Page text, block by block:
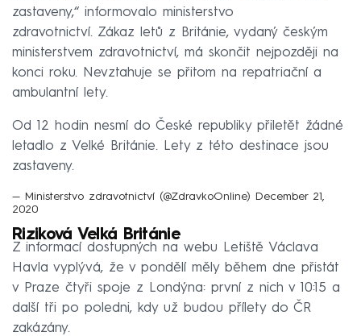
zastaveny,“ informovalo ministerstvo
zdravotnictví. Zákaz letů z Británie, vydaný českým
ministerstvem zdravotnictví, má skončit nejpozději na
konci roku. Nevztahuje se přitom na repatriační a
ambulantní lety.
Od 12 hodin nesmí do České republiky přiletět žádné
letadlo z Velké Británie. Lety z této destinace jsou
zastaveny.
— Ministerstvo zdravotnictví (@ZdravkoOnline)
December 21,
2020
Riziková Velká Británie
Z informací dostupných na webu Letiště Václava
Havla vyplývá, že v pondělí měly během dne přistát
v Praze čtyři spoje z Londýna: první z nich v 10:15 a
další tři po poledni, kdy už budou přílety do ČR
zakázány.